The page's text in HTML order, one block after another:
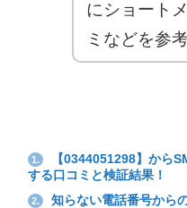
にショート
ミなどを参
1.
【0344051298】から
する口コミと検証結果！
2.
知らない電話番号から